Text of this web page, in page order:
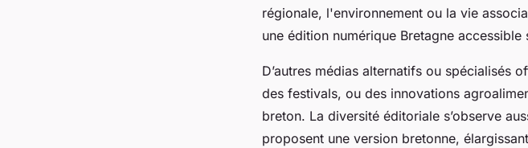
régionale, l'environnement ou la vie
une édition numérique Bretagne
D’autres médias alternatifs ou spécialisés
des festivals, ou des innovations
breton. La diversité éditoriale s’observe
proposent une version bretonne,